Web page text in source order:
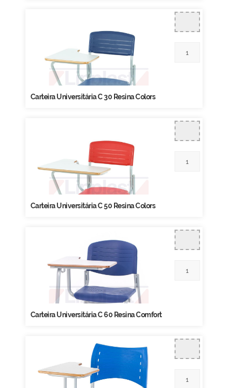
Carteira Universitária C 30 Resina Colors
Carteira Universitária C 50 Resina Colors
Carteira Universitária C 60 Resina Comfort